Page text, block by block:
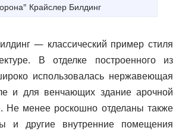
Крайслер Билдинг
— классический пример стиля
В отделке построенного из
использовалась нержавеющая
и для венчающих здание арочной
Не менее роскошно отделаны также
и другие внутренние помещения